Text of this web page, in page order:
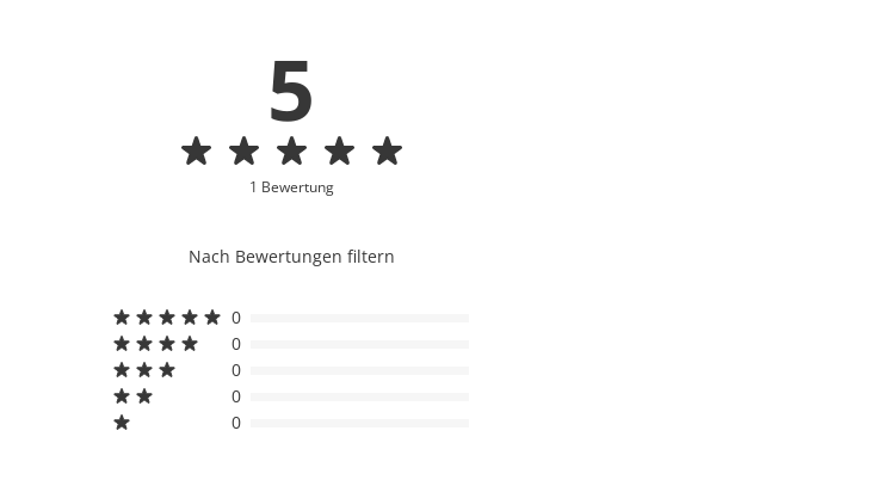
5
1 Bewertung
Nach Bewertungen filtern
0
0
0
0
0